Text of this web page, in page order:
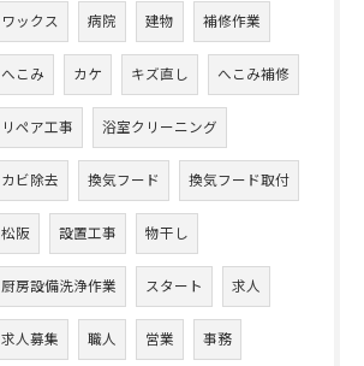
ワックス 病院 建物 補修作業
へこみ カケ キズ直し へこみ補修
リペア工事 浴室クリーニング
カビ除去 換気フード 換気フード取付
松阪 設置工事 物干し
厨房設備洗浄作業 スタート 求人
求人募集 職人 営業 事務